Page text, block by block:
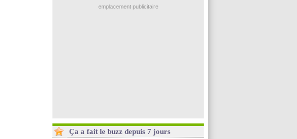
: Akliouche a signé (officiel)
emplacement publicitaire
Ça a fait le buzz depuis 7 jours